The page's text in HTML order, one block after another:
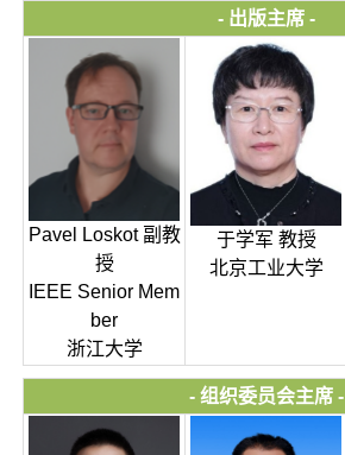
- 出版主席 -
Pavel Loskot 副教
授
IEEE Senior Mem
ber
浙江大学
于学军 教授
北京工业大学
- 组织委员会主席 -